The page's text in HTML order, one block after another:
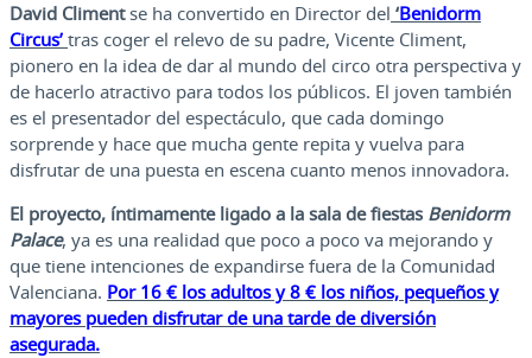
David Climentse ha convertido en Director del ‘Benidorm
Circus’ tras coger el relevo de su padre, Vicente Climent,
pionero en la idea de dar al mundo del circo otra perspectiva y
de hacerlo atractivo para todos los públicos. El joven también
es el presentador del espectáculo, que cada domingo
sorprende y hace que mucha gente repita y vuelva para
disfrutar de una puesta en escena cuanto menos innovadora.
El proyecto, íntimamente ligado a la sala de fiestas Benidorm
Palace, ya es una realidad que poco a poco va mejorando y
que tiene intenciones de expandirse fuera de la Comunidad
Valenciana. Por 16 € los adultos y 8 € los niños, pequeños y
mayores pueden disfrutar de una tarde de diversión
asegurada.